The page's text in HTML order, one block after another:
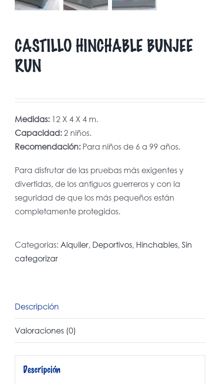
CASTILLO HINCHABLE BUNJEE
RUN
Medidas: 12 X 4 X 4 m.
Capacidad:2 niños.
Recomendación: Para niños de 6 a 99 años.
Para disfrutar de las pruebas más exigentes y
divertidas, de los antiguos guerreros y con la
seguridad de que los más pequeños están
completamente protegidos.
Categorías: Alquiler, Deportivos, Hinchables,Sin
categorizar
Descripción
Valoraciones (0)
Descripción